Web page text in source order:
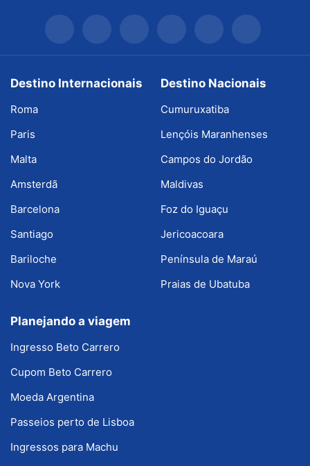
Destino Internacionais
Roma
Paris
Malta
Amsterdã
Barcelona
Santiago
Bariloche
Nova York
Destino Nacionais
Cumuruxatiba
Lençóis Maranhenses
Campos do Jordão
Maldivas
Foz do Iguaçu
Jericoacoara
Península de Maraú
Praias de Ubatuba
Planejando a viagem
Ingresso Beto Carrero
Cupom Beto Carrero
Moeda Argentina
Passeios perto de Lisboa
Ingressos para Machu